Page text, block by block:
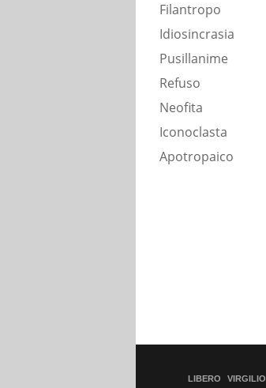
Filantropo
Idiosincrasia
Pusillanime
Refuso
Neofita
Iconoclasta
Apotropaico
LIBERO VIRGILIO